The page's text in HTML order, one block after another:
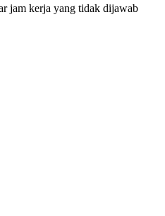
jam kerja yang tidak dijawab